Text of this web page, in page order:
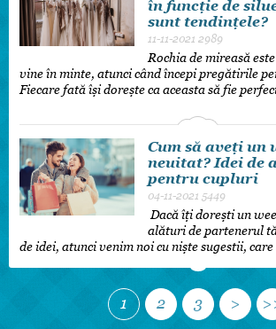
în funcție de
sunt tendințele?
11-11-2021 2989
Rochia de mireasă
vine în minte, atunci când începi pregătirile
Fiecare fată își dorește ca aceasta să fie
Cum să aveți un
neuitat? Idei de
pentru cupluri
04-11-2021 5449
Dacă îți dorești un
alături de partenerul
de idei, atunci venim noi cu niște sugestii,
1 2 3 >